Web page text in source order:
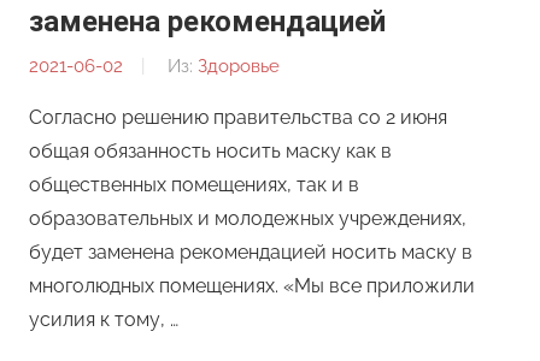
заменена рекомендацией
2021-06-02
От:
Из: Здоровье
Согласно решению правительства со 2 июня
общая обязанность носить маску как в
общественных помещениях, так и в
образовательных и молодежных учреждениях,
будет заменена рекомендацией носить маску в
многолюдных помещениях. «Мы все приложили
усилия к тому, …